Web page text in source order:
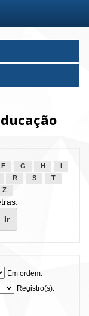
F G H
R S
T
Z
Em ordem:
Registro(s):